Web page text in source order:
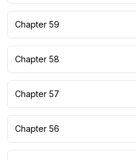
Chapter 59
Chapter 58
Chapter 57
Chapter 56